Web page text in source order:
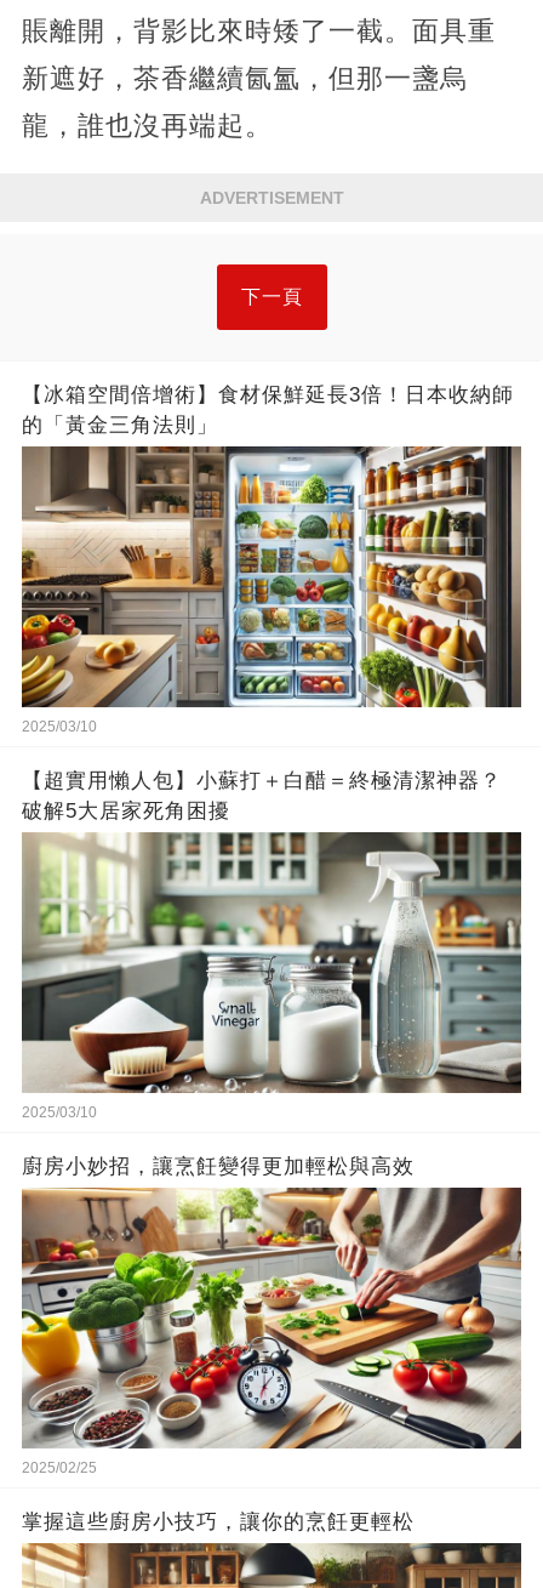
賬離開，背影比來時矮了一截。面具重
新遮好，茶香繼續氤氳，但那一盞烏
龍，誰也沒再端起。
ADVERTISEMENT
下一頁
【冰箱空間倍增術】食材保鮮延長3倍！日本收納師
的「黃金三角法則」
2025/03/10
【超實用懶人包】小蘇打＋白醋＝終極清潔神器？
破解5大居家死角困擾
2025/03/10
廚房小妙招，讓烹飪變得更加輕松與高效
2025/02/25
掌握這些廚房小技巧，讓你的烹飪更輕松